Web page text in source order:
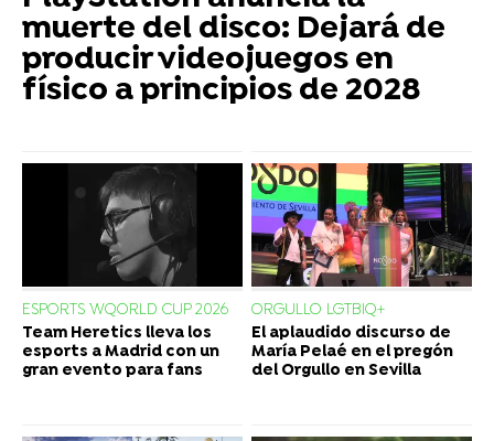
muerte del disco: Dejará de
producir videojuegos en
físico a principios de 2028
ESPORTS WQORLD CUP 2026
Team Heretics lleva los
esports a Madrid con un
gran evento para fans
ORGULLO LGTBIQ+
El aplaudido discurso de
María Pelaé en el pregón
del Orgullo en Sevilla